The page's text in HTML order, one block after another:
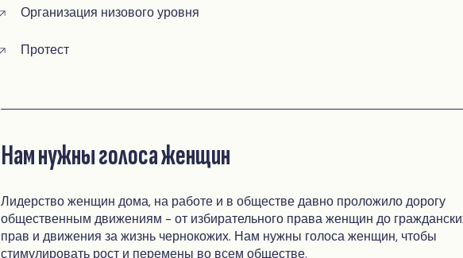
Организация низового уровня
Протест
Нам нужны голоса женщин
Лидерство женщин дома, на работе и в обществе давно проложило дорогу
общественным движениям - от избирательного права женщин до
прав и движения за жизнь чернокожих. Нам нужны голоса женщин, чтобы
стимулировать рост и перемены во всем обществе.